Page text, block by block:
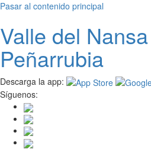
Pasar al contenido principal
Valle del Nansa
Peñarrubia
Descarga la app:
Síguenos: